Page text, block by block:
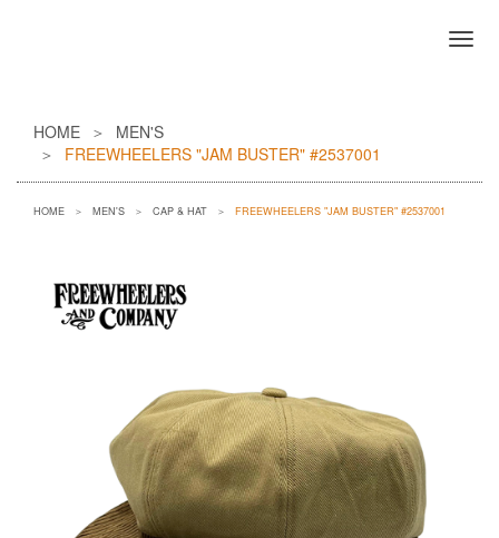
HOME
MEN'S
FREEWHEELERS "JAM BUSTER" #2537001
HOME MEN'S CAP & HAT FREEWHEELERS "JAM BUSTER" #2537001